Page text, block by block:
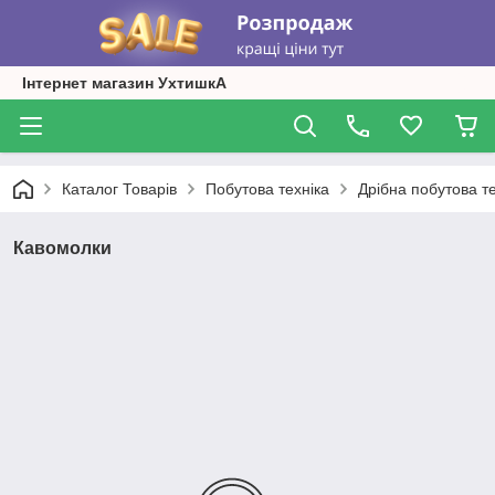
Інтернет магазин УхтишкА
Каталог Товарів Побутова техніка Дрібна побутова
Кавомолки